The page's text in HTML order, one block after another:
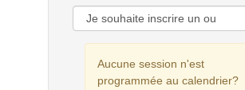
Aucune session n'est
programmée au calendrier?